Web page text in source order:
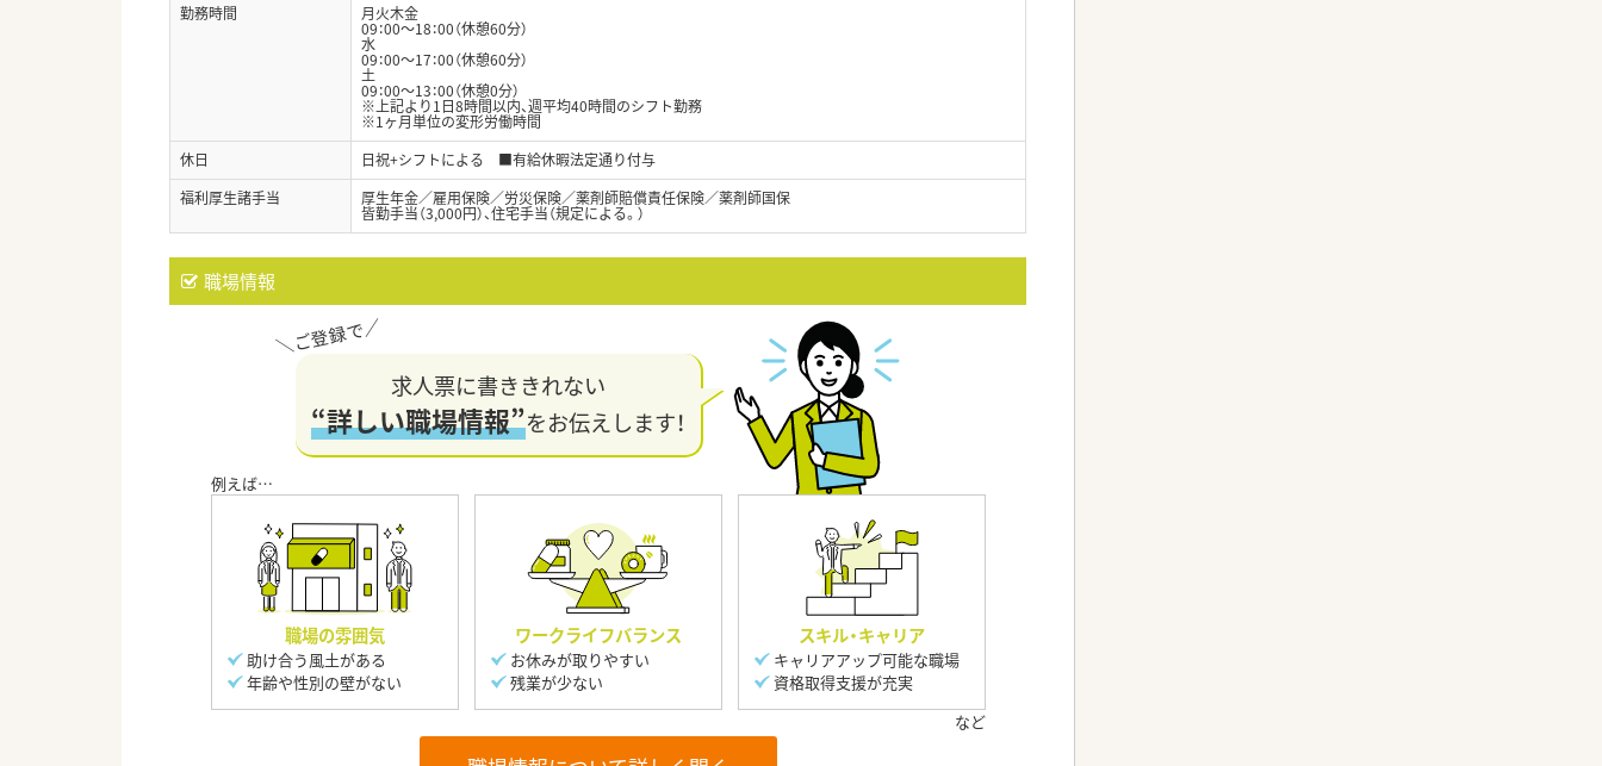
勤務時間
月火木金
09：00～18：00（休憩60分）
水
09：00～17：00（休憩60分）
土
09：00～13：00（休憩0分）
※上記より1日8時間以内、週平均40時間のシフト勤務
※1ヶ月単位の変形労働時間
休日
日祝+シフトによる ■有給休暇法定通り付与
福利厚生諸手当
厚生年金／雇用保険／労災保険／薬剤師賠償責任保険／薬剤師国保
皆勤手当（3,000円）、住宅手当（規定による。）
職場情報
求人票に書ききれない
“詳しい職場情報”をお伝えします！
職場の雰囲気
助け合う風土がある
年齢や性別の壁がない
ワークライフバランス
お休みが取りやすい
残業が少ない
スキル・キャリア
キャリアアップ可能な職場
資格取得支援が充実